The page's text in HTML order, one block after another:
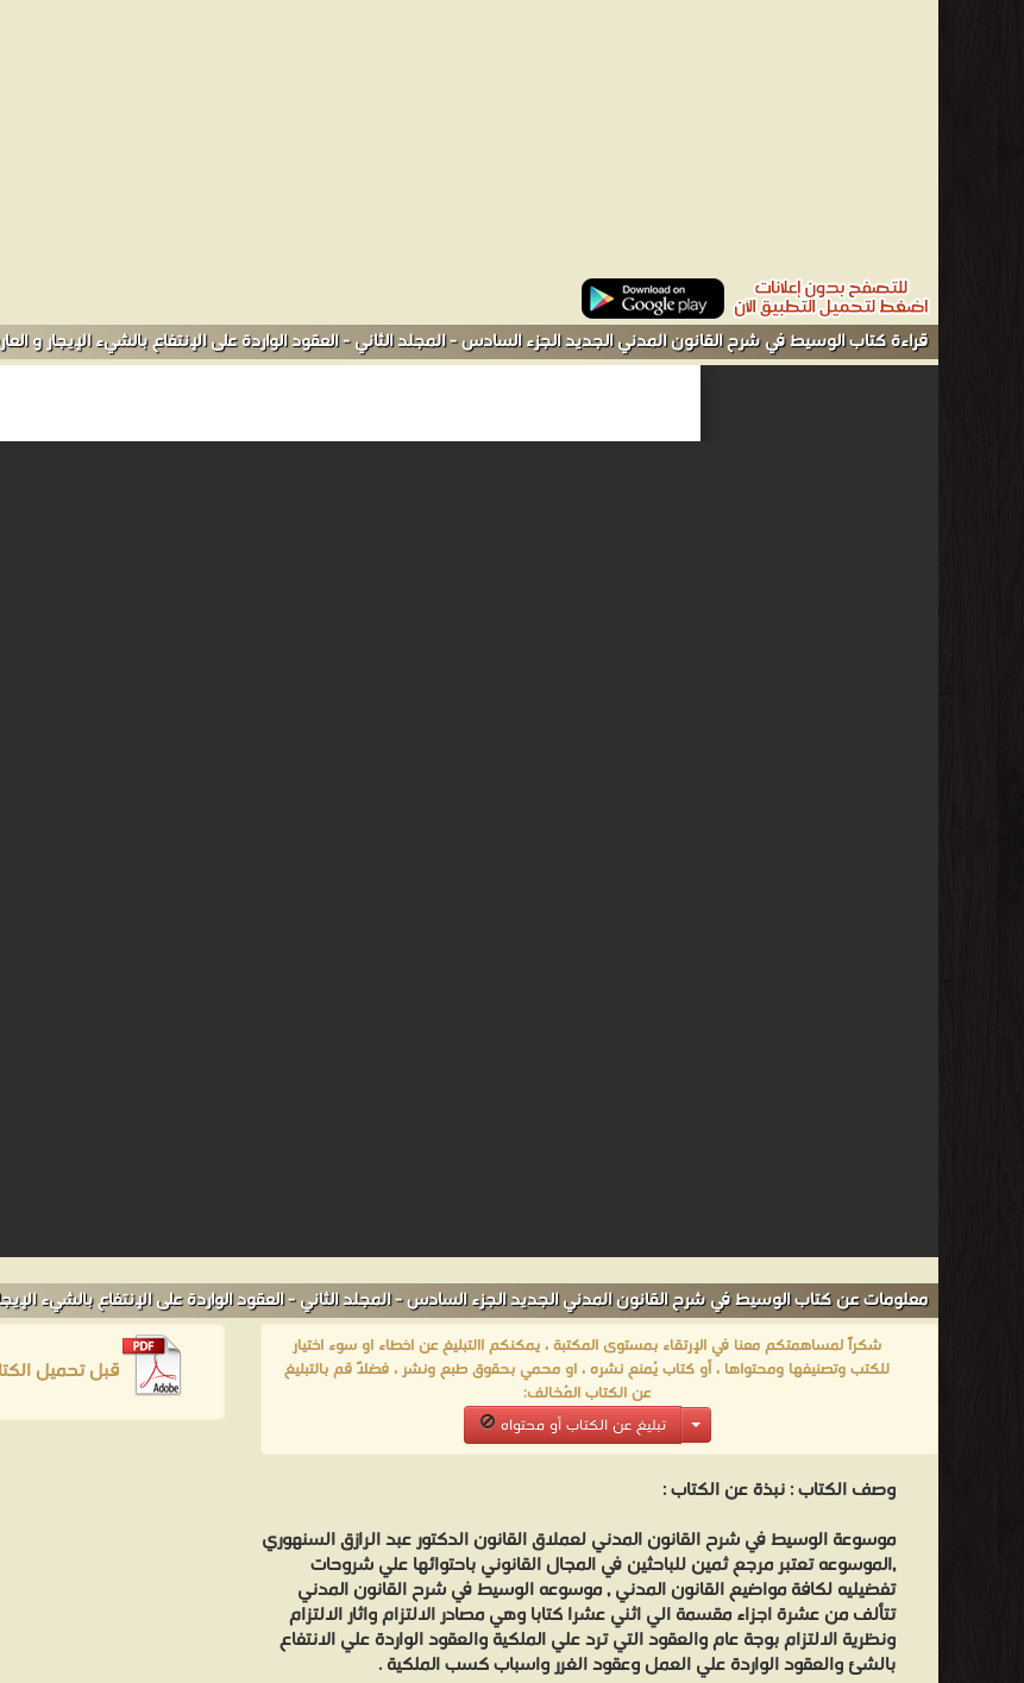
قراءة كتاب الوسيط في شرح القانون المدني الجديد الجزء السادس - المجلد الثاني - العقود الواردة على الإنتفاع بالشيء الإيجار و العارية (2)
معلومات عن كتاب الوسيط في شرح القانون المدني الجديد الجزء السادس - المجلد الثاني - العقود الواردة على الإنتفاع بالشيء الإيجار
شكراً لمساهمتكم معنا في الإرتقاء بمستوى المكتبة ، يمكنكم االتبليغ عن اخطاء او سوء اختيار
للكتب وتصنيفها ومحتواها ، أو كتاب يُمنع نشره ، او محمي بحقوق طبع ونشر ، فضلاً قم بالتبليغ
عن الكتاب المُخالف:
تبليغ عن الكتاب أو محتواه
وصف الكتاب :نبذة عن الكتاب :
موسوعة الوسيط في شرح القانون المدني لعملاق القانون الدكتور عبد الرازق السنهوري
,الموسوعه تعتبر مرجع ثمين للباحثين في المجال القانوني باحتوائها علي شروحات
تفضيليه لكافة مواضيع القانون المدني , موسوعه الوسيط في شرح القانون المدني
تتألف من عشرة اجزاء مقسمة الي اثني عشرا كتابا وهي مصادر الالتزام واثار الالتزام
ونظرية الالتزام بوجة عام والعقود التي ترد علي الملكية والعقود الواردة علي الانتفاع
بالشئ والعقود الواردة علي العمل وعقود الغرر واسباب كسب الملكية .
قبل تحميل